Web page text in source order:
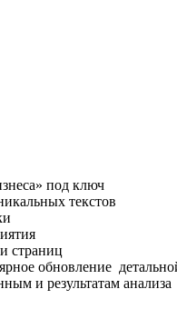
под ключ
текстов
страниц
обновление
и результатам анализа